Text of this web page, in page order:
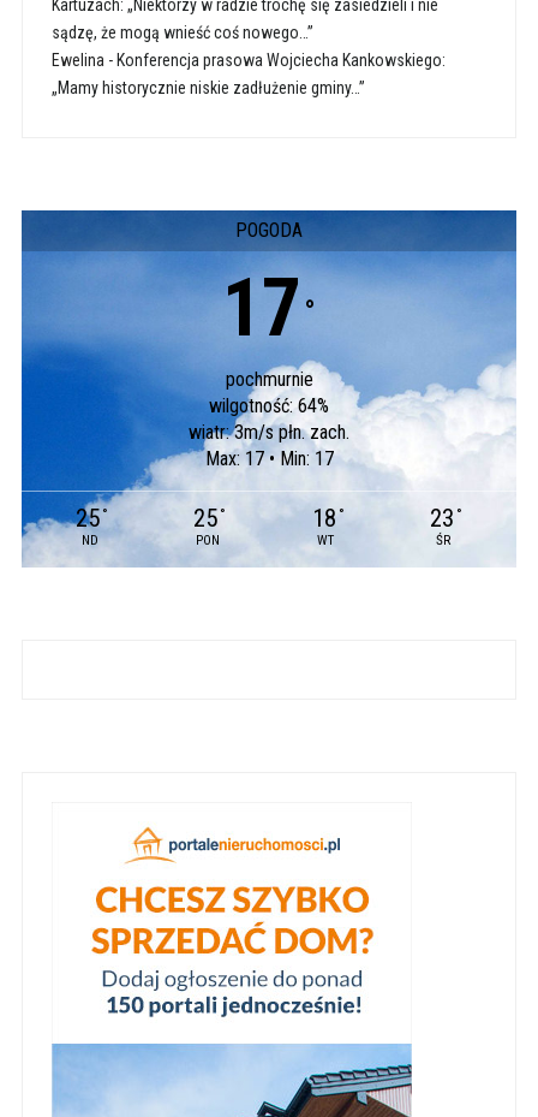
Kartuzach: „Niektórzy w radzie trochę się zasiedzieli i nie
sądzę, że mogą wnieść coś nowego…”
Ewelina - Konferencja prasowa Wojciecha Kankowskiego:
„Mamy historycznie niskie zadłużenie gminy…”
POGODA
17 °
pochmurnie
wilgotność: 64%
wiatr: 3m/s płn. zach.
Max: 17 • Min: 17
25 °
ND
25 °
PON
18 °
WT
23 °
ŚR